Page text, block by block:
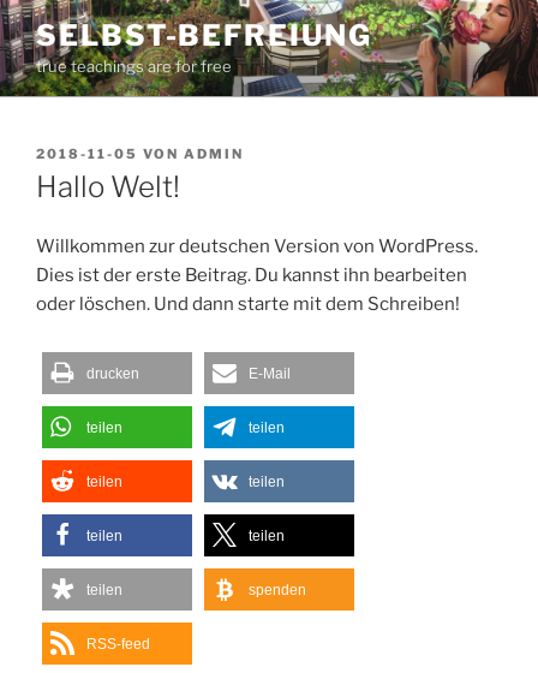
Zum
Inhalt
springen
SELBST-BEFREIUNG
true teachings are for free
VERÖFFENTLICHT
AM
2018-11-05 VON ADMIN
Hallo Welt!
Willkommen zur deutschen Version von WordPress.
Dies ist der erste Beitrag. Du kannst ihn bearbeiten
oder löschen. Und dann starte mit dem Schreiben!
drucken E-Mail
teilen teilen
teilen teilen
teilen teilen
teilen spenden
RSS-feed